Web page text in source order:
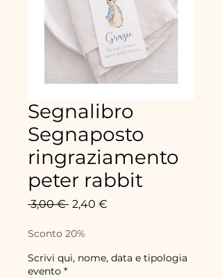
Segnalibro
Segnaposto
ringraziamento
peter rabbit
3,00 € Precio
2,40 €
Sconto 20%
Scrivi qui, nome, data e tipologia
evento *